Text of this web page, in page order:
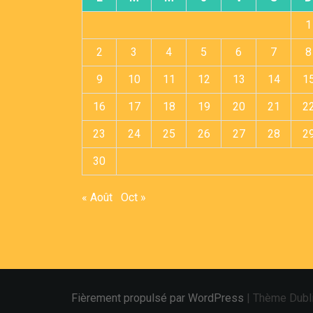
1
2 3 4 5 6 7 8
9 10 11 12 13 14
16 17 18 19 20 21
23 24 25 26 27 28
30
« Août Oct »
Fièrement propulsé par WordPress | Thème